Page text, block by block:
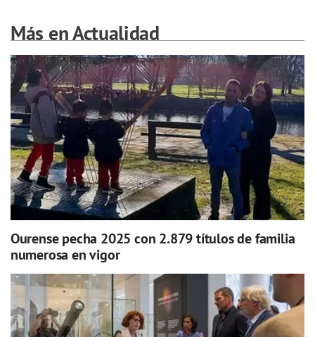
Más en Actualidad
Ourense pecha 2025 con 2.879 títulos de familia
numerosa en vigor